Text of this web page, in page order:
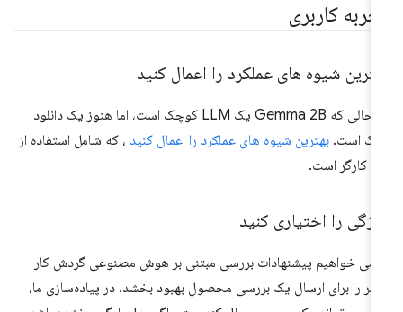
کاربری
شیوه های عملکرد را اعمال کنید
در حالی که Gemma 2B یک LLM کوچک است، اما هنوز یک دانلود
است.بهترین شیوه های عملکرد را اعمال کنید، که شامل استفاده از
کارگر است.
را اختیاری کنید
می خواهیم پیشنهادات بررسی مبتنی بر هوش مصنوعی گردش کار
را برای ارسال یک بررسی محصول بهبود بخشد. در پیاده‌سازی ما،